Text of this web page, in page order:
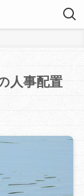
人事配置